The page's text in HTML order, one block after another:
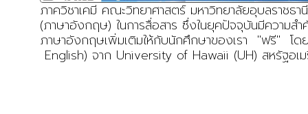
ภาควิชาเคมี คณะวิทยาศาสตร์ มหาวิทยาลัยอุบลราชธ
(ภาษาอังกฤษ) ในการสื่อสาร ซึ่งในยุคปัจจุบันมีความ
ภาษาอังกฤษเพิ่มเติมให้กับนักศึกษาของเรา "ฟรี" โด
English) จาก University of Hawaii (UH) สหรัฐอ